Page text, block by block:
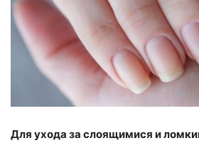
Для ухода за слоящимися и